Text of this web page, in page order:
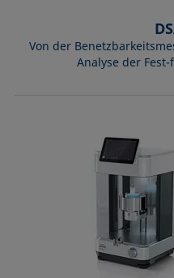
Von der
Analyse der